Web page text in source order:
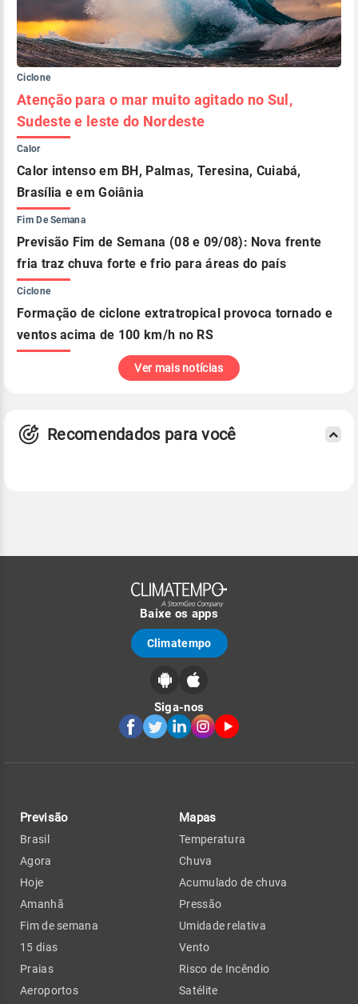
Ciclone
Atenção para o mar muito agitado no Sul,
Sudeste e leste do Nordeste
Calor
Calor intenso em BH, Palmas, Teresina, Cuiabá,
Brasília e em Goiânia
Fim De Semana
Previsão Fim de Semana (08 e 09/08): Nova frente
fria traz chuva forte e frio para áreas do país
Ciclone
Formação de ciclone extratropical provoca tornado e
ventos acima de 100 km/h no RS
Ver mais notícias
Recomendados para você
Baixe os apps
Climatempo
Siga-nos
Previsão
Brasil
Agora
Hoje
Amanhã
Fim de semana
15 dias
Praias
Aeroportos
Mapas
Temperatura
Chuva
Acumulado de chuva
Pressão
Umidade relativa
Vento
Risco de Incêndio
Satélite